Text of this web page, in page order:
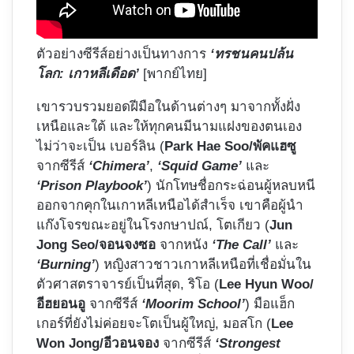
ตัวอย่างซีรีส์อย่างเป็นทางการ ‘ทรชนคนปล้น
โลก: เกาหลีเดือด’ [พากย์ไทย]
เขารวบรวมยอดฝีมือในด้านต่างๆ มาจากทั้งฝั่ง
เหนือและใต้ และให้ทุกคนมีนามแฝงของตนเอง
ไม่ว่าจะเป็น เบอร์ลิน (Park Hae Soo/พัคแฮซู
จากซีรีส์ ‘Chimera’, ‘Squid Game’ และ
‘Prison Playbook’) นักโทษชื่อกระฉ่อนผู้หลบหนี
ออกจากคุกในเกาหลีเหนือได้สำเร็จ เขาคือผู้นำ
แก๊งโจรขณะอยู่ในโรงกษาปณ์, โตเกียว (Jun
Jong Seo/จอนจงซอ จากหนัง ‘The Call’ และ
‘Burning’) หญิงสาวชาวเกาหลีเหนือที่เชื่อมั่นใน
ตัวศาสตราจารย์เป็นที่สุด, ริโอ (Lee Hyun Woo/
อีฮยอนอู จากซีรีส์ ‘Moorim School’) มือแฮ็ก
เกอร์ที่ยังไม่ค่อยจะโตเป็นผู้ใหญ่,​ มอสโก (Lee
Won Jong/อีวอนจอง จากซีรีส์ ‘Strongest